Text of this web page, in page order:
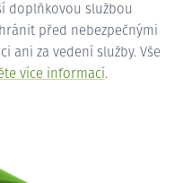
doplňkovou službou
před nebezpečnými
ani za vedení služby. Vše
více informací.